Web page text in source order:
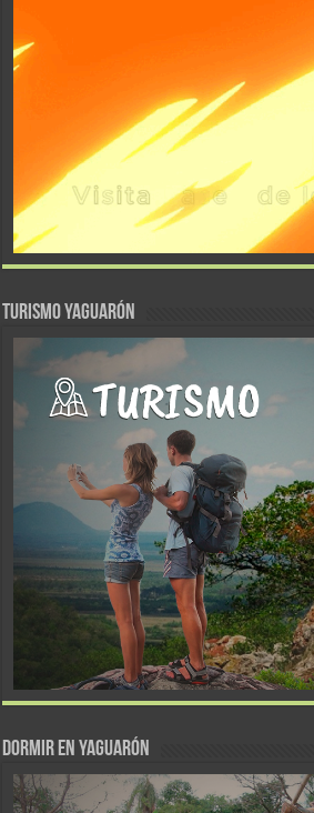
TURISMO YAGUARÓN
DORMIR EN YAGUARÓN